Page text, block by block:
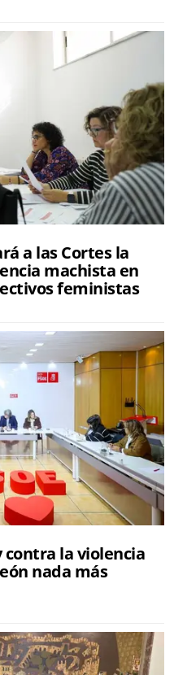
a las Cortes la
machista en
feministas
contra la violencia
nada más